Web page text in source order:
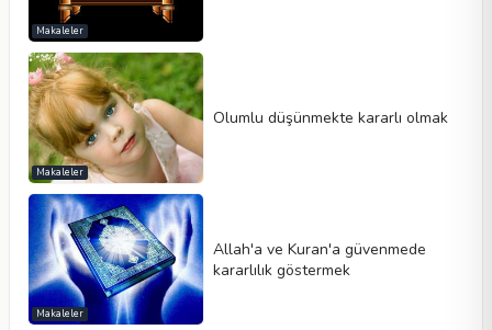
Makaleler
Makaleler
Olumlu düşünmekte kararlı olmak
Makaleler
Allah'a ve Kuran'a güvenmede
kararlılık göstermek